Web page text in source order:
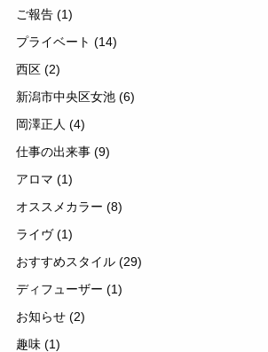
ご報告 (1)
プライベート (14)
西区 (2)
新潟市中央区女池 (6)
岡澤正人 (4)
仕事の出来事 (9)
アロマ (1)
オススメカラー (8)
ライヴ(1)
おすすめスタイル (29)
ディフューザー (1)
お知らせ (2)
趣味 (1)